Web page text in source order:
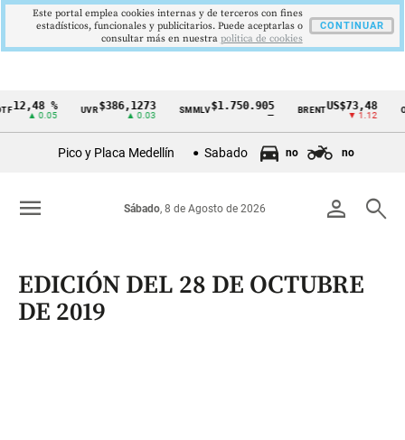
Cintillo
Colombia
12,48 %
▲ 0.05
UVR$386,1273
▲ 0.03
SMMLV $1.750.905 BRENTUS$73,48
▼ 1.12
Pico y Placa Medellín Sabado no no
person search
Sábado, 8 de Agosto de 2026
menu
EDICIÓN DEL 28 DE OCTUBRE
DE 2019
Este portal emplea cookies internas y de terceros con fines
estadísticos, funcionales y publicitarios. Puede aceptarlas o
consultar más en nuestra politica de cookies
CONTINUAR